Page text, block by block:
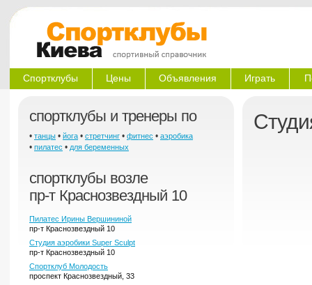
Спортклубы Цены Объявления Играть
спортклубы и тренеры по
• танцы • йога • стретчинг • фитнес • аэробика
• пилатес • для беременных
спортклубы возле
пр-т Краснозвездный 10
Пилатес Ирины Вершининой
пр-т Краснозвездный 10
Студия аэробики Super Sculpt
пр-т Краснозвездный 10
Спортклуб Молодость
проспект Краснозвездный, 33